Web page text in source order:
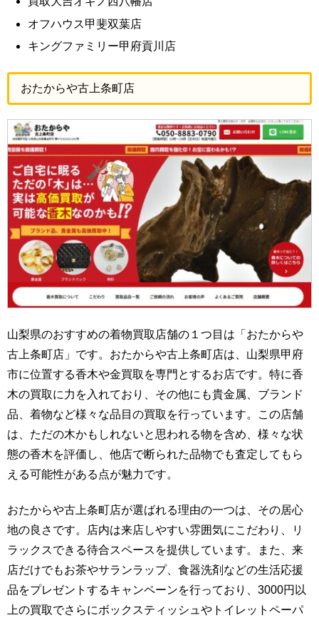
オフハウス甲斐双葉店
キングファミリー甲府貢川店
おたからや古上条町店
山梨県のおすすめの着物買取店舗の１つ目は「おたからや
古上条町店」です。おたからや古上条町店は、山梨県甲府
市に位置する香木や金買取を専門とするお店です。特に香
木の買取に力を入れており、その他にも貴金属、ブランド
品、着物など様々な品目の買取を行っています。この店舗
は、ただの木かもしれないと思われる物を含め、様々な状
態の香木を評価し、他店で断られた品物でも査定してもら
える可能性がある点が魅力です。
おたからや古上条町店が選ばれる理由の一つは、その居心
地の良さです。店内は来店しやすい雰囲気にこだわり、リ
ラックスできる待合スペースを提供しています。また、来
店だけでもお茶やサランラップ、食器洗剤などの生活応援
品をプレゼントするキャンペーンを行っており、3000円以
上の買取でさらにボックスティッシュやトイレットペーパ